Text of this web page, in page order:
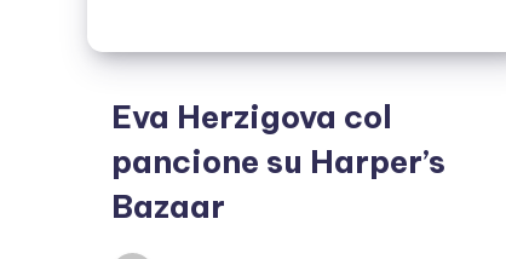
Eva Herzigova col
pancione su Harper’s
Bazaar